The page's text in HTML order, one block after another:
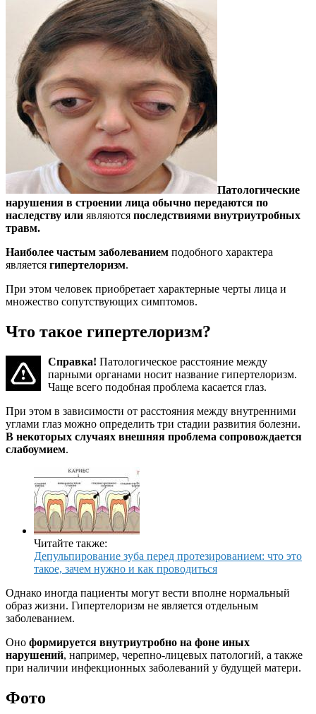
Патологические
нарушения в строении лица обычно передаются по
наследству или являются последствиями внутриутробных
травм.
Наиболее частым заболеванием подобного характера
является гипертелоризм.
При этом человек приобретает характерные черты лица и
множество сопутствующих симптомов.
Что такое гипертелоризм?
Справка! Патологическое расстояние между
парными органами носит название гипертелоризм.
Чаще всего подобная проблема касается глаз.
При этом в зависимости от расстояния между внутренними
углами глаз можно определить три стадии развития болезни.
В некоторых случаях внешняя проблема сопровождается
слабоумием.
Читайте также:
Депульпирование зуба перед протезированием: что это
такое, зачем нужно и как проводиться
Однако иногда пациенты могут вести вполне нормальный
образ жизни. Гипертелоризм не является отдельным
заболеванием.
Оно формируется внутриутробно на фоне иных
нарушений, например, черепно-лицевых патологий, а также
при наличии инфекционных заболеваний у будущей матери.
Фото